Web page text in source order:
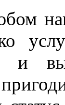
и